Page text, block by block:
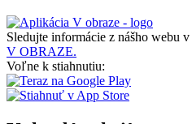
Sledujte informácie z nášho webu v
V OBRAZE.
Voľne k stiahnutiu: